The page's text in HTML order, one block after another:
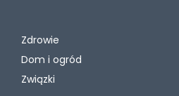
Zdrowie
Dom i ogród
Związki